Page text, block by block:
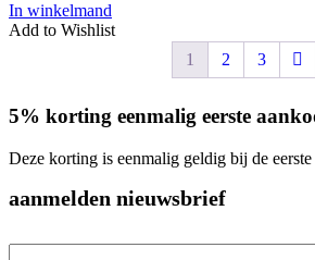
In winkelmand
Add to Wishlist
1
2 3
5% korting eenmalig eerste
Deze korting is eenmalig geldig bij de eerste
aanmelden nieuwsbrief
E-